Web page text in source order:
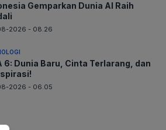
Gemparkan Dunia AI Raih
2026 - 08.26
6: Dunia Baru, Cinta Terlarang, dan
2026 - 06.05